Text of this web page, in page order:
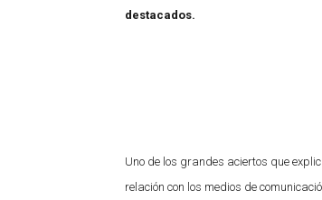
destacados.
Uno de los grandes aciertos que
relación con los medios de